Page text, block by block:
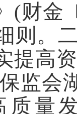
(财金
则。
提高
监会
质量